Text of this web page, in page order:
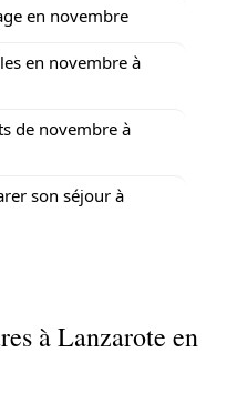
en novembre
en novembre à
de novembre à
son séjour à
à Lanzarote en